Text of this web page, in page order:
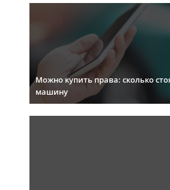
Можно купить права: сколько
машину